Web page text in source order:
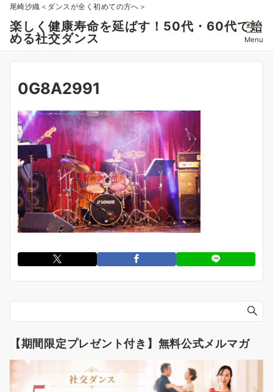
尾崎沙織＜ダンスが全く初めての方へ＞
楽しく健康寿命を延ばす！50代・60代で始
める社交ダンス
Menu
0G8A2991
【期間限定プレゼント付き】無料公式メルマガ